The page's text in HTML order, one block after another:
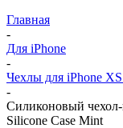
Главная
-
Для iPhone
-
Чехлы для iPhone
-
Силиконовый
Silicone Case Mint